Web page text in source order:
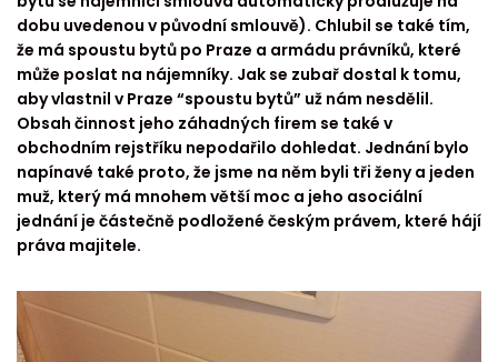
dobu uvedenou v původní smlouvě). Chlubil se také tím,
že má spoustu bytů po Praze a armádu právníků, které
může poslat na nájemníky. Jak se zubař dostal k tomu,
aby vlastnil v Praze “spoustu bytů” už nám nesdělil.
Obsah činnost jeho záhadných firem se také v
obchodním rejstříku nepodařilo dohledat. Jednání bylo
napínavé také proto, že jsme na něm byli tři ženy a jeden
muž, který má mnohem větší moc a jeho asociální
jednání je částečně podložené českým právem, které hájí
práva majitele.